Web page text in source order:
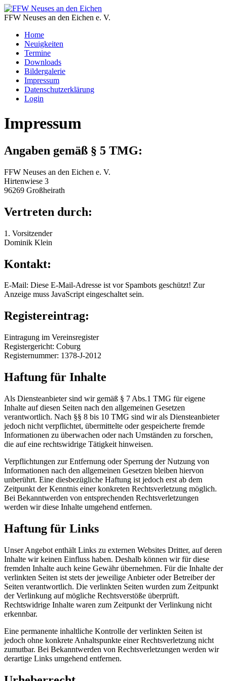
FFW Neuses an den Eichen e. V.
Home
Neuigkeiten
Termine
Downloads
Bildergalerie
Impressum
Datenschutzerklärung
Login
Impressum
Angaben gemäß § 5 TMG:
FFW Neuses an den Eichen e. V.
Hirtenwiese 3
96269 Großheirath
Vertreten durch:
1. Vorsitzender
Dominik Klein
Kontakt:
E-Mail: Diese E-Mail-Adresse ist vor Spambots geschützt! Zur
Anzeige muss JavaScript eingeschaltet sein.
Registereintrag:
Eintragung im Vereinsregister
Registergericht: Coburg
Registernummer: 1378-J-2012
Haftung für Inhalte
Als Diensteanbieter sind wir gemäß § 7 Abs.1 TMG für eigene
Inhalte auf diesen Seiten nach den allgemeinen Gesetzen
verantwortlich. Nach §§ 8 bis 10 TMG sind wir als Diensteanbieter
jedoch nicht verpflichtet, übermittelte oder gespeicherte fremde
Informationen zu überwachen oder nach Umständen zu forschen,
die auf eine rechtswidrige Tätigkeit hinweisen.
Verpflichtungen zur Entfernung oder Sperrung der Nutzung von
Informationen nach den allgemeinen Gesetzen bleiben hiervon
unberührt. Eine diesbezügliche Haftung ist jedoch erst ab dem
Zeitpunkt der Kenntnis einer konkreten Rechtsverletzung möglich.
Bei Bekanntwerden von entsprechenden Rechtsverletzungen
werden wir diese Inhalte umgehend entfernen.
Haftung für Links
Unser Angebot enthält Links zu externen Websites Dritter, auf deren
Inhalte wir keinen Einfluss haben. Deshalb können wir für diese
fremden Inhalte auch keine Gewähr übernehmen. Für die Inhalte der
verlinkten Seiten ist stets der jeweilige Anbieter oder Betreiber der
Seiten verantwortlich. Die verlinkten Seiten wurden zum Zeitpunkt
der Verlinkung auf mögliche Rechtsverstöße überprüft.
Rechtswidrige Inhalte waren zum Zeitpunkt der Verlinkung nicht
erkennbar.
Eine permanente inhaltliche Kontrolle der verlinkten Seiten ist
jedoch ohne konkrete Anhaltspunkte einer Rechtsverletzung nicht
zumutbar. Bei Bekanntwerden von Rechtsverletzungen werden wir
derartige Links umgehend entfernen.